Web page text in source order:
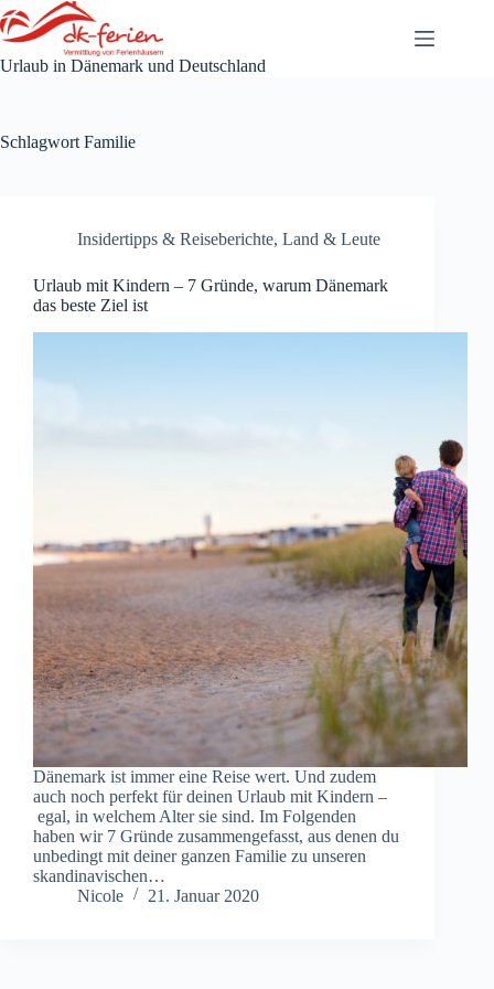
Zum
Inhalt
springen
Urlaub in Dänemark und Deutschland
Schlagwort Familie
Insidertipps & Reiseberichte, Land & Leute
Urlaub mit Kindern – 7 Gründe, warum Dänemark
das beste Ziel ist
Dänemark ist immer eine Reise wert. Und zudem
auch noch perfekt für deinen Urlaub mit Kindern –
egal, in welchem Alter sie sind. Im Folgenden
haben wir 7 Gründe zusammengefasst, aus denen du
unbedingt mit deiner ganzen Familie zu unseren
skandinavischen…
Nicole
21. Januar 2020